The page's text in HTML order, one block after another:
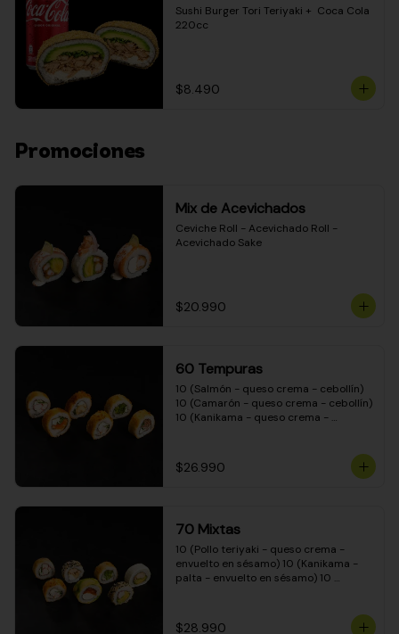
Sushi Burger Tori Teriyaki +  Coca Cola
220cc
$8.490
Promociones
Mix de Acevichados
Ceviche Roll - Acevichado Roll -
Acevichado Sake
$20.990
60 Tempuras
10 (Salmón - queso crema - cebollín)
10 (Camarón - queso crema - cebollín)
10 (Kanikama - queso crema -
crema - cebollín) 10 (Carne - queso
crema - cebollín)
$26.990
70 Mixtas
10 (Pollo teriyaki - queso crema -
envuelto en sésamo) 10 (Kanikama -
palta - envuelto en sésamo) 10
- envuelto en queso crema) 10
$28.990